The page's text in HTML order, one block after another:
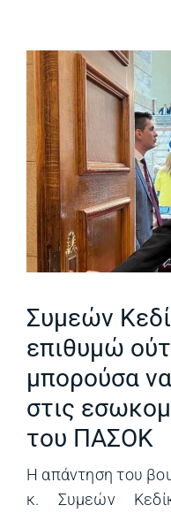
Συμεών
επιθυμώ
μπορούσα
στις
του ΠΑΣΟΚ
Η απάντηση του
κ. Συμεών